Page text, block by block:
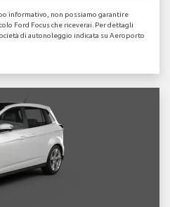
informativo, non possiamo garantire
Ford Focus che riceverai. Per dettagli
di autonoleggio indicata su Aeroporto